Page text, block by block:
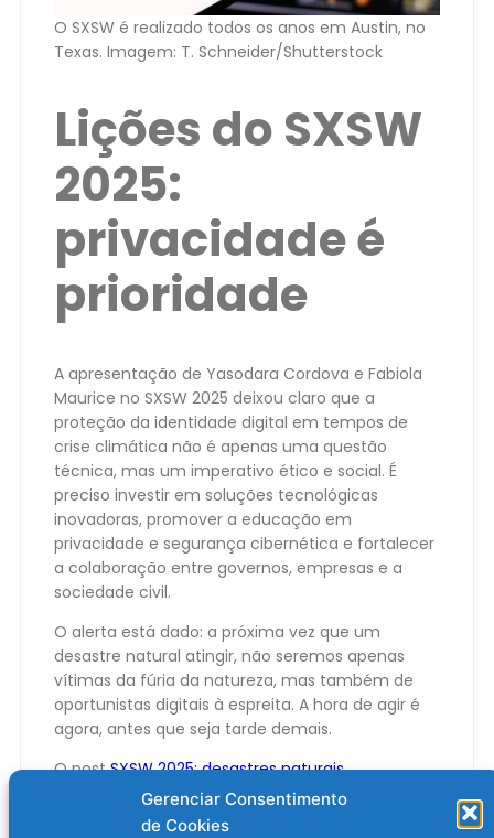
Gerenciar Consentimento
de Cookies
O SXSW é realizado todos os anos em Austin, no
Texas. Imagem: T. Schneider/Shutterstock
Lições do SXSW
2025:
privacidade é
prioridade
A apresentação de Yasodara Cordova e Fabiola
Maurice no SXSW 2025 deixou claro que a
proteção da identidade digital em tempos de
crise climática não é apenas uma questão
técnica, mas um imperativo ético e social. É
preciso investir em soluções tecnológicas
inovadoras, promover a educação em
privacidade e segurança cibernética e fortalecer
a colaboração entre governos, empresas e a
sociedade civil.
O alerta está dado: a próxima vez que um
desastre natural atingir, não seremos apenas
vítimas da fúria da natureza, mas também de
oportunistas digitais à espreita. A hora de agir é
agora, antes que seja tarde demais.
O postSXSW 2025: desastres naturais
escancaram falhas na segurança digital
apareceu primeiro em